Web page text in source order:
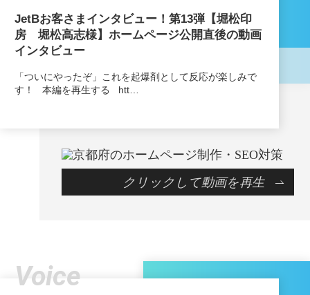
JetBお客さまインタビュー！第13弾【堀松印
房 堀松高志様】ホームページ公開直後の動画
インタビュー
「ついにやったぞ」これを起爆剤として反応が楽しみで
す！ 本編を再生する htt…
クリックして動画を再生
Voice